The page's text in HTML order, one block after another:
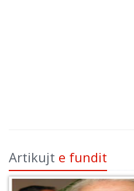
Artikujt e fundit